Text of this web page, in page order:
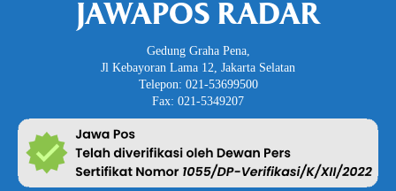
JAWAPOS RADAR
Gedung Graha Pena,
Jl Kebayoran Lama 12, Jakarta Selatan
Telepon: 021-53699500
Fax: 021-5349207